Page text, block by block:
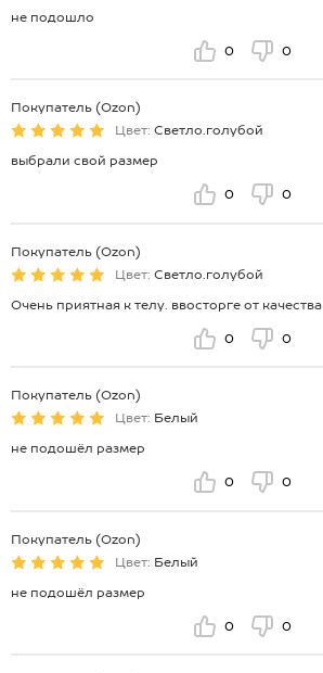
не подошло
0 0
Покупатель (Ozon)
Цвет: Светло.голубой
выбрали свой размер
0 0
Покупатель (Ozon)
Цвет: Светло.голубой
Очень приятная к телу. ввосторге от качества
0 0
Покупатель (Ozon)
Цвет: Белый
не подошёл размер
0 0
Покупатель (Ozon)
Цвет: Белый
не подошёл размер
0 0